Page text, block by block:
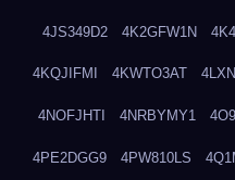
4JS349D2 4K2GFW1N
4KQJIFMI 4KWTO3AT
4NOFJHTI 4NRBYMY1
4PE2DGG9 4PW810LS